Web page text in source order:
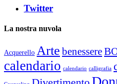
Twitter
La nostra nuvola
Acquerello Arte benessere
calendario calendario calligrafia